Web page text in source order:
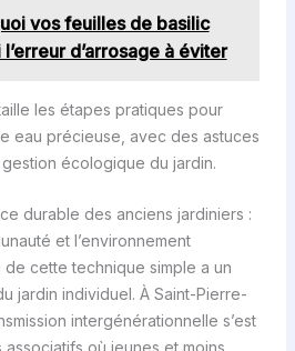
vos feuilles de basilic
d’arrosage à éviter
les étapes pratiques pour
eau précieuse, avec des astuces
écologique du jardin.
durable des anciens jardiniers :
et l’environnement
de cette technique simple a un
jardin individuel. À Saint-Pierre-
intergénérationnelle s’est